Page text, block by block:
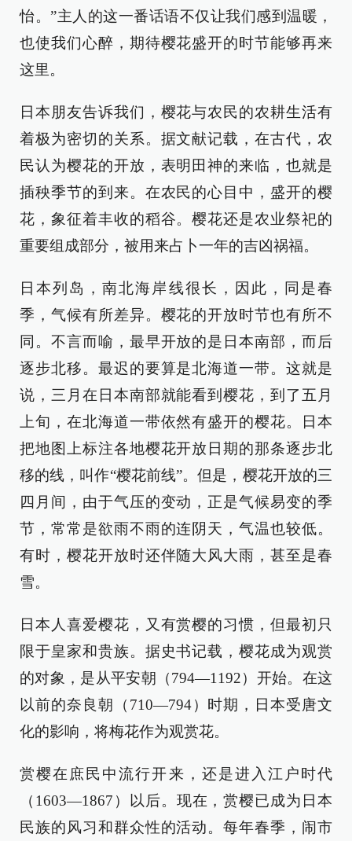
怡。”主人的这一番话语不仅让我们感到温暖，
也使我们心醉，期待樱花盛开的时节能够再来
这里。
日本朋友告诉我们，樱花与农民的农耕生活有
着极为密切的关系。据文献记载，在古代，农
民认为樱花的开放，表明田神的来临，也就是
插秧季节的到来。在农民的心目中，盛开的樱
花，象征着丰收的稻谷。樱花还是农业祭祀的
重要组成部分，被用来占卜一年的吉凶祸福。
日本列岛，南北海岸线很长，因此，同是春
季，气候有所差异。樱花的开放时节也有所不
同。不言而喻，最早开放的是日本南部，而后
逐步北移。最迟的要算是北海道一带。这就是
说，三月在日本南部就能看到樱花，到了五月
上旬，在北海道一带依然有盛开的樱花。日本
把地图上标注各地樱花开放日期的那条逐步北
移的线，叫作“樱花前线”。但是，樱花开放的三
四月间，由于气压的变动，正是气候易变的季
节，常常是欲雨不雨的连阴天，气温也较低。
有时，樱花开放时还伴随大风大雨，甚至是春
雪。
日本人喜爱樱花，又有赏樱的习惯，但最初只
限于皇家和贵族。据史书记载，樱花成为观赏
的对象，是从平安朝（794—1192）开始。在这
以前的奈良朝（710—794）时期，日本受唐文
化的影响，将梅花作为观赏花。
赏樱在庶民中流行开来，还是进入江户时代
（1603—1867）以后。现在，赏樱已成为日本
民族的风习和群众性的活动。每年春季，闹市